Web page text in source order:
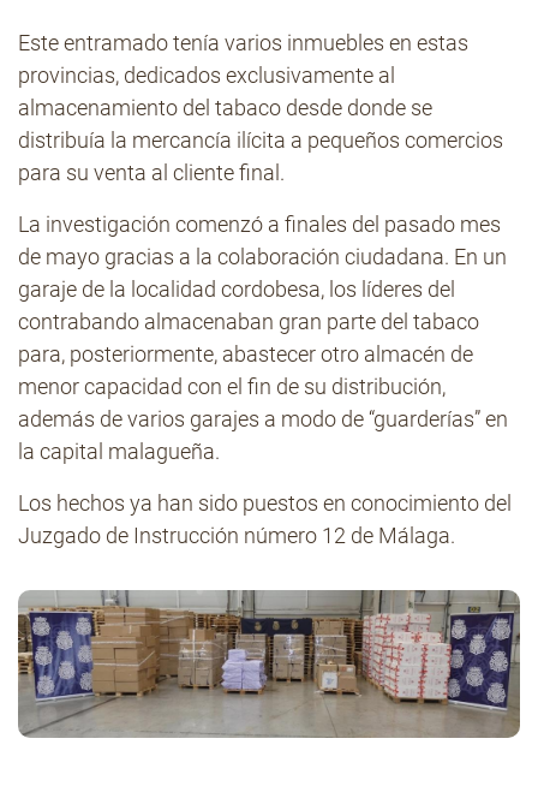
Este entramado tenía varios inmuebles en estas
provincias, dedicados exclusivamente al
almacenamiento del tabaco desde donde se
distribuía la mercancía ilícita a pequeños comercios
para su venta al cliente final.
La investigación comenzó a finales del pasado mes
de mayo gracias a la colaboración ciudadana. En un
garaje de la localidad cordobesa, los líderes del
contrabando almacenaban gran parte del tabaco
para, posteriormente, abastecer otro almacén de
menor capacidad con el fin de su distribución,
además de varios garajes a modo de “guarderías” en
la capital malagueña.
Los hechos ya han sido puestos en conocimiento del
Juzgado de Instrucción número 12 de Málaga.